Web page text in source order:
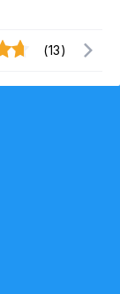
(13)